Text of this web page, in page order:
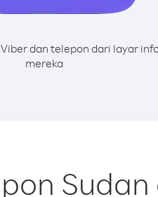
dan telepon dari layar
mereka